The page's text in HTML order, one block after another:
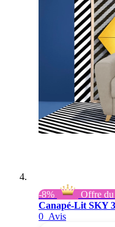
-8%
Offre
Canapé-Lit SKY
0 Avis